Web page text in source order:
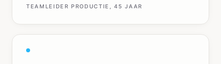
TEAMLEIDER PRODUCTIE, 45 JAAR